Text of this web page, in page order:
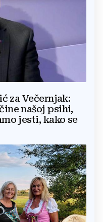
za Večernjak:
našoj psihi,
jesti, kako se